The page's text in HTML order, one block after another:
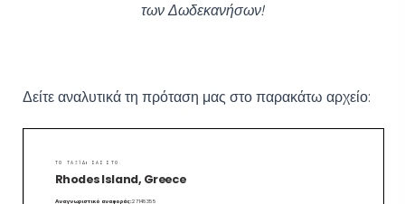
των Δωδεκανήσων!
Δείτε αναλυτικά τη πρόταση μας στο παρακάτω αρχείο: